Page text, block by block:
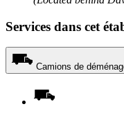
Services dans cet
Camions de